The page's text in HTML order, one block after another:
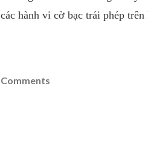
các hành vi cờ bạc trái phép
Comments